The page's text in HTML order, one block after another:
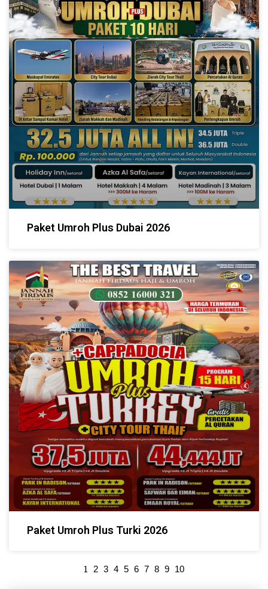
Paket Umroh Plus Dubai 2026
Paket Umroh Plus Turki 2026
1 2 3 4 5 6 7 8 9 10